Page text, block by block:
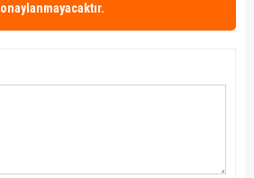
onaylanmayacaktır.